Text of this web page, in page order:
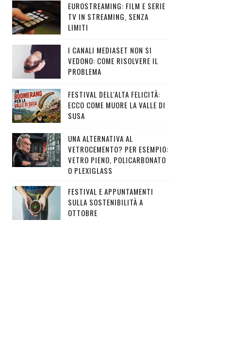
EUROSTREAMING: FILM E SERIE
TV IN STREAMING, SENZA
LIMITI
I CANALI MEDIASET NON SI
VEDONO: COME RISOLVERE IL
PROBLEMA
FESTIVAL DELL'ALTA FELICITÀ:
ECCO COME MUORE LA VALLE DI
SUSA
UNA ALTERNATIVA AL
VETROCEMENTO? PER ESEMPIO:
VETRO PIENO, POLICARBONATO
O PLEXIGLASS
FESTIVAL E APPUNTAMENTI
SULLA SOSTENIBILITÀ A
OTTOBRE